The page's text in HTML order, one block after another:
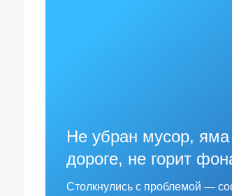
Не убран мусор,
дороге, не горит
Столкнулись с проблемой —